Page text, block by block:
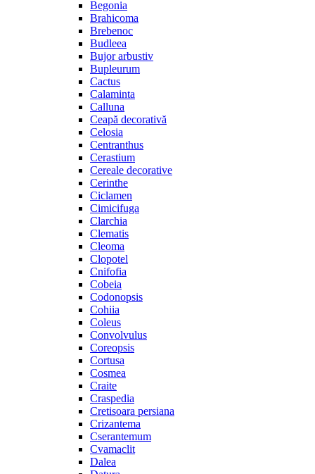
Begonia
Brahicoma
Brebenoc
Budleea
Bujor arbustiv
Bupleurum
Cactus
Calaminta
Calluna
Ceapă decorativă
Celosia
Centranthus
Cerastium
Cereale decorative
Cerinthe
Ciclamen
Cimicifuga
Clarchia
Clematis
Cleoma
Clopotel
Cnifofia
Cobeia
Codonopsis
Cohiia
Coleus
Convolvulus
Coreopsis
Cortusa
Cosmea
Craite
Craspedia
Cretisoara persiana
Crizantema
Cserantemum
Cvamaclit
Dalea